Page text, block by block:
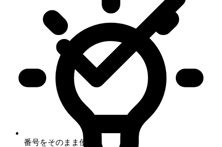
番号をそのまま使用